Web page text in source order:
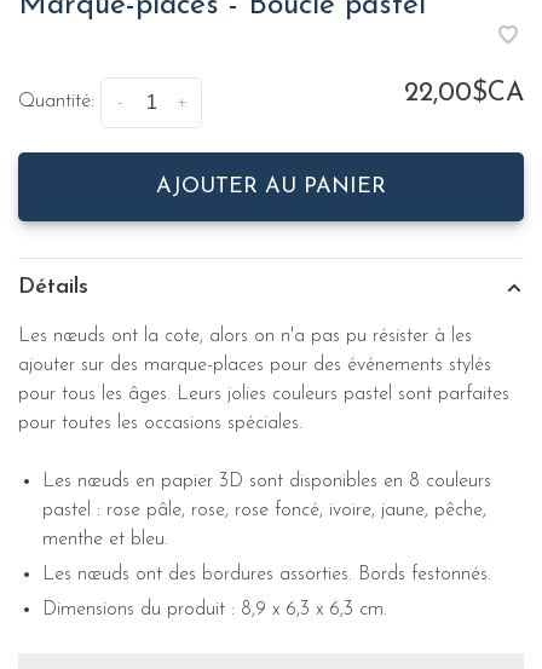
Quantité: +
- 22,00$CA
AJOUTER AU PANIER
Détails
Les nœuds ont la cote, alors on n'a pas pu résister à les
ajouter sur des marque-places pour des événements stylés
pour tous les âges. Leurs jolies couleurs pastel sont parfaites
pour toutes les occasions spéciales.
Les nœuds en papier 3D sont disponibles en 8 couleurs
pastel : rose pâle, rose, rose foncé, ivoire, jaune, pêche,
menthe et bleu.
Les nœuds ont des bordures assorties. Bords festonnés.
Dimensions du produit : 8,9 x 6,3 x 6,3 cm.